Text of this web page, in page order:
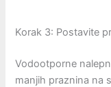
Korak 3: Postavite
Vodootporne
manjih praznina na